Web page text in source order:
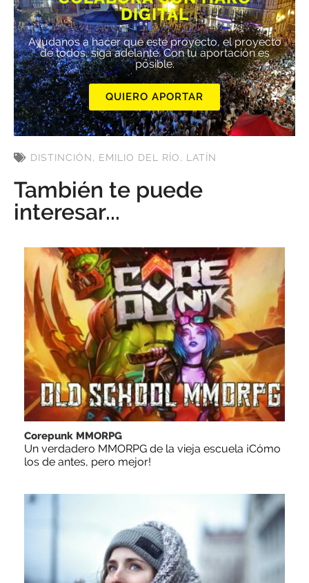
DIGITAL
Ayúdanos a hacer que este proyecto, el proyecto
de todos, siga adelante. Con tu aportación es
posible.
QUIERO APORTAR
DISTINCIÓN, EMILIO DEL RÍO, LATÍN
También te puede
interesar...
Corepunk MMORPG
Un verdadero MMORPG de la vieja escuela ¡Cómo
los de antes, pero mejor!